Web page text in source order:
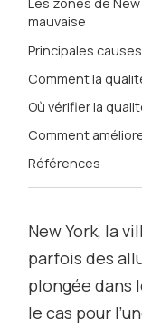
Les zones de New
mauvaise
Principales
Comment la
Où vérifier la
Comment
Références
New York, la
parfois des
plongée dans
le cas pour